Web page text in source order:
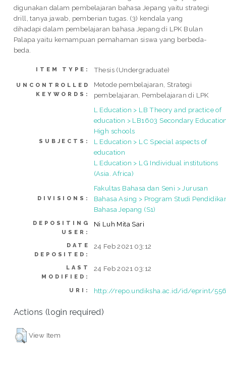
digunakan dalam pembelajaran bahasa Jepang yaitu strategi
drill, tanya jawab, pemberian tugas. (3) kendala yang
dihadapi dalam pembelajaran bahasa Jepang di LPK Bulan
Palapa yaitu kemampuan pemahaman siswa yang berbeda-
beda.
ITEM TYPE: Thesis (Undergraduate)
UNCONTROLLED
KEYWORDS:
Metode pembelajaran, Strategi
pembelajaran, Pembelajaran di LPK
SUBJECTS:
L Education > LB Theory and practice of
education > LB1603 Secondary
High schools
L Education > LC Special aspects of
education
L Education > LG Individual institutions
(Asia. Africa)
DIVISIONS:
Fakultas Bahasa dan Seni > Jurusan
Bahasa Asing > Program Studi
Bahasa Jepang (S1)
DEPOSITING
USER:
Ni Luh Mita Sari
DATE
DEPOSITED:
24 Feb 2021 03:12
LAST
MODIFIED:
24 Feb 2021 03:12
URI: http://repo.undiksha.ac.id/id/eprint/
Actions (login required)
View Item